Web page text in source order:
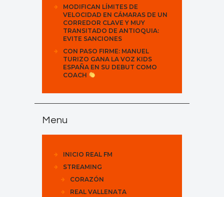
MODIFICAN LÍMITES DE
VELOCIDAD EN CÁMARAS DE UN
CORREDOR CLAVE Y MUY
TRANSITADO DE ANTIOQUIA:
EVITE SANCIONES
CON PASO FIRME: MANUEL
TURIZO GANA LA VOZ KIDS
ESPAÑA EN SU DEBUT COMO
COACH
Menu
INICIO REAL FM
STREAMING
CORAZÓN
REAL VALLENATA